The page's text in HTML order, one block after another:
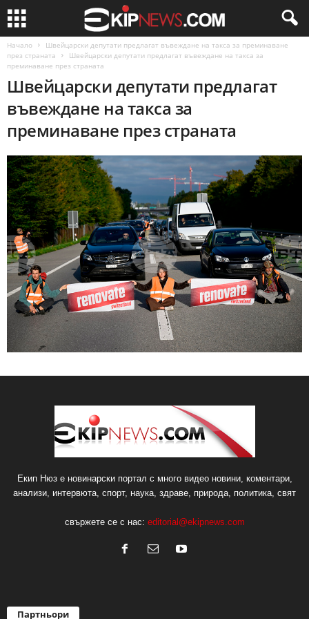
Начало
Швейцарски депутати предлагат въвеждане на такса за преминаване
през страната
Швейцарски депутати предлагат въвеждане на такса за
преминаване през страната
Швейцарски депутати предлагат
въвеждане на такса за
преминаване през страната
Екип Нюз е новинарски портал с много видео новини, коментари,
анализи, интервюта, спорт, наука, здраве, природа, политика, свят
свържете се с нас: editorial@ekipnews.com
Партньори